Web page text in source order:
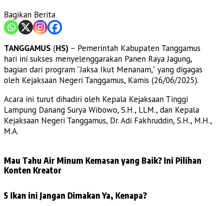
Bagikan Berita
TANGGAMUS (HS) – Pemerintah Kabupaten Tanggamus
hari ini sukses menyelenggarakan Panen Raya Jagung,
bagian dari program “Jaksa Ikut Menanam,” yang digagas
oleh Kejaksaan Negeri Tanggamus, Kamis (26/06/2025).
Acara ini turut dihadiri oleh Kepala Kejaksaan Tinggi
Lampung Danang Surya Wibowo, S.H., LLM., dan Kepala
Kejaksaan Negeri Tanggamus, Dr. Adi Fakhruddin, S.H., M.H.,
M.A.
Mau Tahu Air Minum Kemasan yang Baik? Ini Pilihan
Konten Kreator
5 Ikan ini Jangan Dimakan Ya, Kenapa?